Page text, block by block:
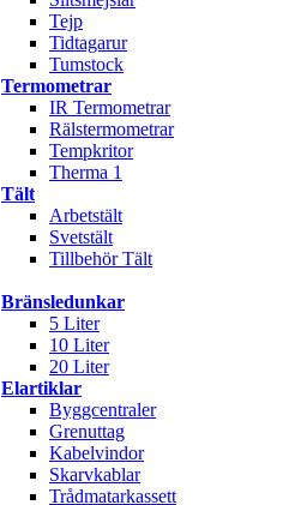
Tejp
Tidtagarur
Tumstock
Termometrar
IR Termometrar
Rälstermometrar
Tempkritor
Therma 1
Tält
Arbetstält
Svetstält
Tillbehör Tält
Bränsledunkar
5 Liter
10 Liter
20 Liter
Elartiklar
Byggcentraler
Grenuttag
Kabelvindor
Skarvkablar
Trådmatarkassett